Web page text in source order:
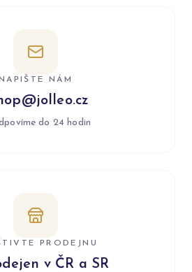
NAPIŠTE NÁM
do 24 hodin
PRODEJNU
v ČR a SR